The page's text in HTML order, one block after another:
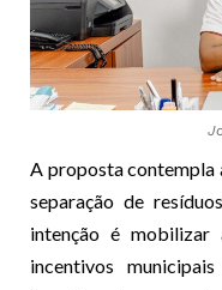
A proposta contempla
separação de
intenção é
incentivos